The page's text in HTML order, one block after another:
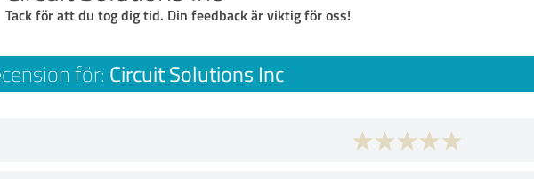
Tack för att du tog dig tid. Din feedback är viktig för oss!
för: Circuit Solutions Inc